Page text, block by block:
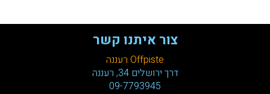
צור איתנו קשר
Offpiste רעננה
דרך ירושלים 34, רעננה
09-7793945